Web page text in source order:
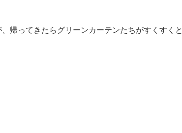
帰ってきたらグリーンカーテンたちがすくすくと